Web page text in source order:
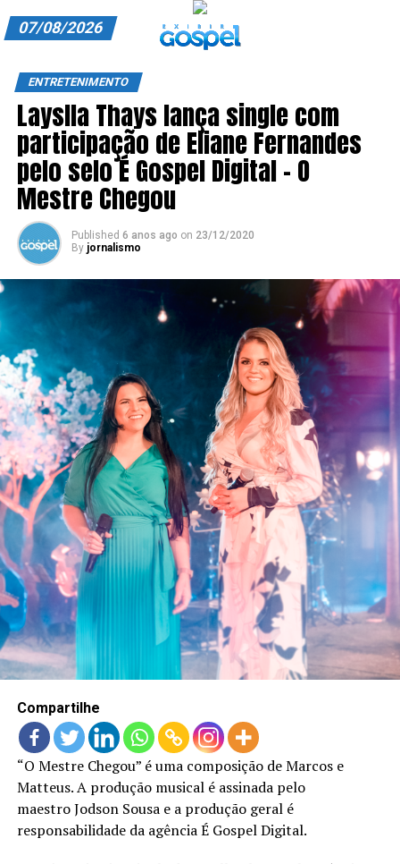
ANUNCIE CONOSCO
ASSINE
CARRINHO
EDITORIAL
ENTREVISTAS
EXPEDIENTE
HOME
LANÇAMENTOS
07/08/2026
ENTRETENIMENTO
Layslla Thays lança single com
participação de Eliane Fernandes
pelo selo É Gospel Digital – O
Mestre Chegou
Published 6 anos ago on 23/12/2020
By jornalismo
Compartilhe
“O Mestre Chegou” é uma composição de Marcos e
Matteus. A produção musical é assinada pelo
maestro Jodson Sousa e a produção geral é
responsabilidade da agência É Gospel Digital.